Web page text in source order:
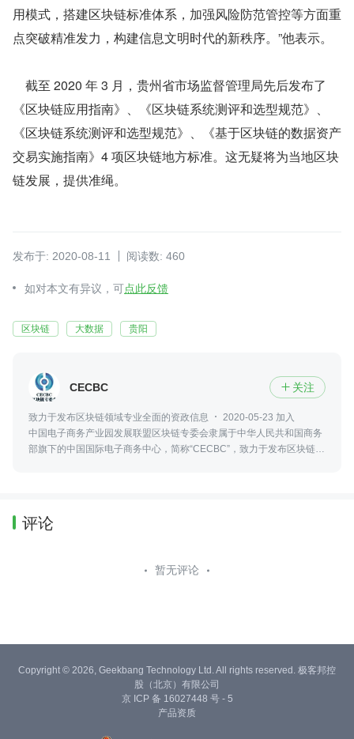
用模式，搭建区块链标准体系，加强风险防范管控等方面重
点突破精准发力，构建信息文明时代的新秩序。”他表示。
截至 2020 年 3 月，贵州省市场监督管理局先后发布了
《区块链应用指南》、《区块链系统测评和选型规范》、
《区块链系统测评和选型规范》、《基于区块链的数据资产
交易实施指南》4 项区块链地方标准。这无疑将为当地区块
链发展，提供准绳。
发布于: 2020-08-11 阅读数: 460
如对本文有异议，可点此反馈
区块链 大数据 贵阳
CECBC  关注
致力于发布区块链领域专业全面的资政信息
2020-05-23 加入
中国电子商务产业园发展联盟区块链专委会隶属于中华人民共和国商务
部旗下的中国国际电子商务中心，简称“CECBC”，致力于发布区块链领
评论
暂无评论
Copyright © 2026, Geekbang Technology Ltd. All rights reserved. 极客邦控
股（北京）有限公司
京 ICP 备 16027448 号 - 5
产品资质